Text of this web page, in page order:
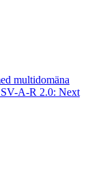
multidomäna
A-R 2.0: Next